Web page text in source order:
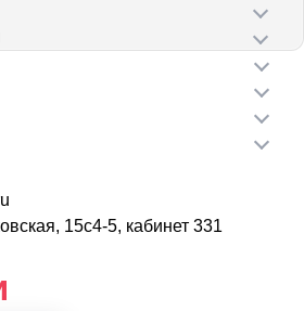
15с4-5, кабинет 331